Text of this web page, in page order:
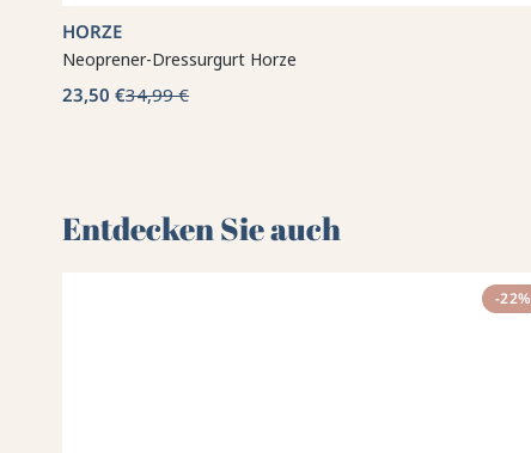
HORZE
Neoprener-Dressurgurt Horze
23,50 €34,99 €
Entdecken Sie auch 🌻
-22%